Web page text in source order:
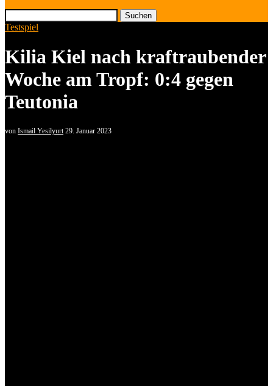
Suchen
Testspiel
Kilia Kiel nach kraftraubender
Woche am Tropf: 0:4 gegen
Teutonia
von Ismail Yesilyurt 29. Januar 2023